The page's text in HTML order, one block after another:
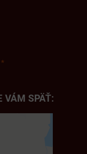
*
VÁM SPÄŤ: